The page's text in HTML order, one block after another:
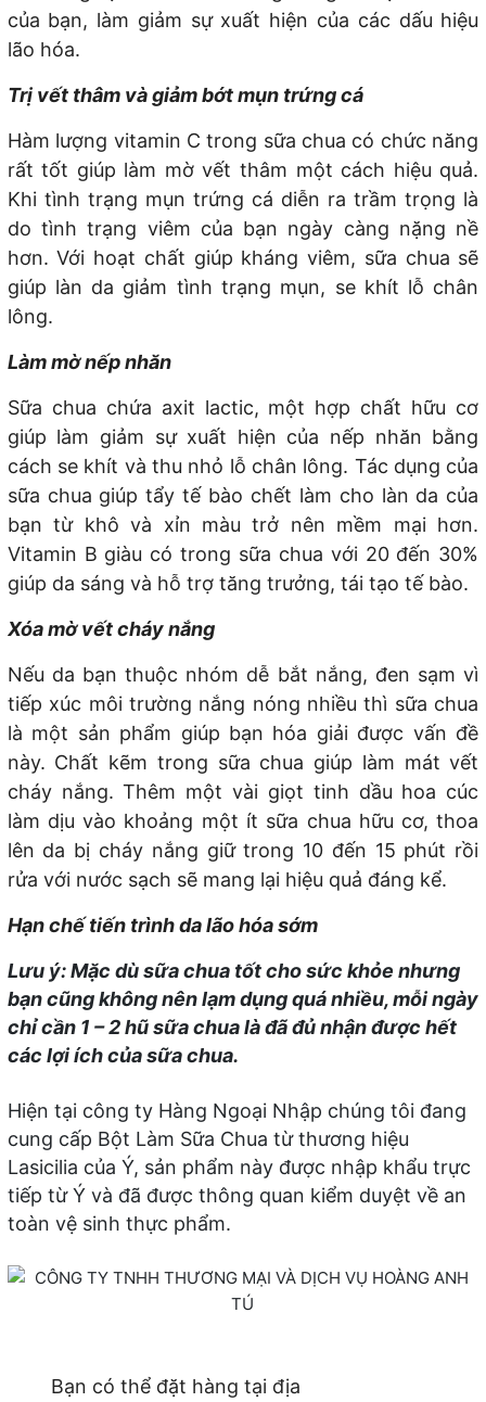
của bạn, làm giảm sự xuất hiện của các dấu hiệu
lão hóa.
Trị vết thâm và giảm bớt mụn trứng cá
Hàm lượng vitamin C trong sữa chua có chức năng
rất tốt giúp làm mờ vết thâm một cách hiệu quả.
Khi tình trạng mụn trứng cá diễn ra trầm trọng là
do tình trạng viêm của bạn ngày càng nặng nề
hơn. Với hoạt chất giúp kháng viêm, sữa chua sẽ
giúp làn da giảm tình trạng mụn, se khít lỗ chân
lông.
Làm mờ nếp nhăn
Sữa chua chứa axit lactic, một hợp chất hữu cơ
giúp làm giảm sự xuất hiện của nếp nhăn bằng
cách se khít và thu nhỏ lỗ chân lông. Tác dụng của
sữa chua giúp tẩy tế bào chết làm cho làn da của
bạn từ khô và xỉn màu trở nên mềm mại hơn.
Vitamin B giàu có trong sữa chua với 20 đến 30%
giúp da sáng và hỗ trợ tăng trưởng, tái tạo tế bào.
Xóa mờ vết cháy nắng
Nếu da bạn thuộc nhóm dễ bắt nắng, đen sạm vì
tiếp xúc môi trường nắng nóng nhiều thì sữa chua
là một sản phẩm giúp bạn hóa giải được vấn đề
này. Chất kẽm trong sữa chua giúp làm mát vết
cháy nắng. Thêm một vài giọt tinh dầu hoa cúc
làm dịu vào khoảng một ít sữa chua hữu cơ, thoa
lên da bị cháy nắng giữ trong 10 đến 15 phút rồi
rửa với nước sạch sẽ mang lại hiệu quả đáng kể.
Hạn chế tiến trình da lão hóa sớm
Lưu ý: Mặc dù sữa chua tốt cho sức khỏe nhưng
bạn cũng không nên lạm dụng quá nhiều, mỗi ngày
chỉ cần 1 – 2 hũ sữa chua là đã đủ nhận được hết
các lợi ích của sữa chua.
Hiện tại công ty Hàng Ngoại Nhập chúng tôi đang
cung cấp Bột Làm Sữa Chua từ thương hiệu
Lasicilia của Ý, sản phẩm này được nhập khẩu trực
tiếp từ Ý và đã được thông quan kiểm duyệt về an
toàn vệ sinh thực phẩm.
Bạn có thể đặt hàng tại địa